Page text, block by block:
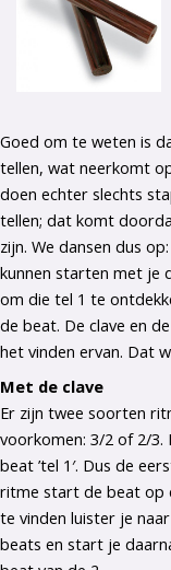
Goed om te weten is
tellen, wat neerkomt
doen echter slechts
tellen; dat komt
zijn. We dansen dus
kunnen starten met je
om die tel 1 te
de beat. De clave en
het vinden ervan. Dat
Met de clave
Er zijn twee soorten
voorkomen: 3/2 of 2/3.
beat ’tel 1′. Dus de
ritme start de beat op
te vinden luister je
beats en start je